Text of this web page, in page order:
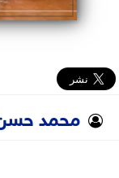
محمد